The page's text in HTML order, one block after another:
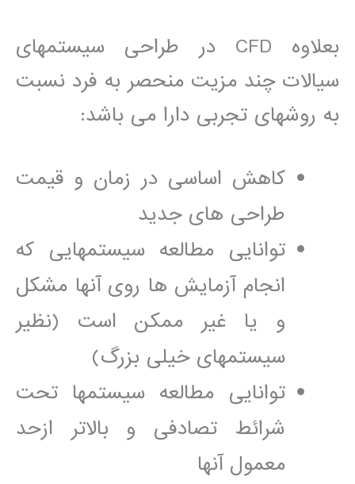
بعلاوه CFD در طراحی سيستمھای
سيالات چند مزيت منحصر به فرد نسبت
به روشھای تجربی دارا می باشد:
کاھش اساسی در زمان و قيمت
طراحی ھای جديد
توانايی مطالعه سيستمھايی که
انجام آزمايش ھا روی آنھا مشکل
و يا غير ممکن است (نظير
سيستمھای خيلی بزرگ)
توانايی مطالعه سيستمھا تحت
شرائط تصادفی و بالاتر ازحد
معمول آنھا